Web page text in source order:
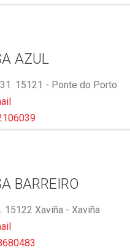
AZUL
15121 - Ponte do Porto
BARREIRO
15122 Xaviña - Xaviña